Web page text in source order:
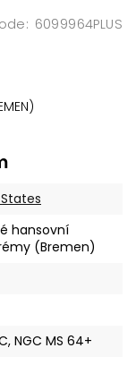
6099964PLUS
hansovní
(Bremen)
NGC MS 64+